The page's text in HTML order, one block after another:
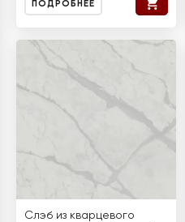
ПОДРОБНЕЕ
Слэб из кварцевого